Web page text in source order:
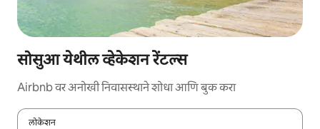
सोसुआ येथील व्हेकेशन रेंटल्स
Airbnb वर अनोखी निवासस्थाने शोधा आणि बुक करा
लोकेशन